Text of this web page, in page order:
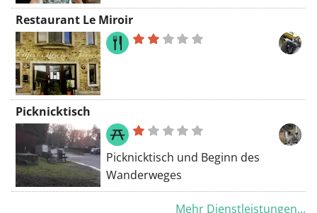
Gäste mit einer gehörigen Portion
Humor und einem Scherz. Es
werden keine Führungen
Taverne kann man ein Bier am
Terrasse. Eine weitere Spezialität
des Hauses sind Pfannkuchen. Es
gibt auch einen kleinen Laden mit
regionalen Produkten. Es ist ein
sympathischer Ort, an dem sich
Restaurant Le Miroir
Picknicktisch
Picknicktisch und Beginn des
Wanderweges
Mehr Dienstleistungen...